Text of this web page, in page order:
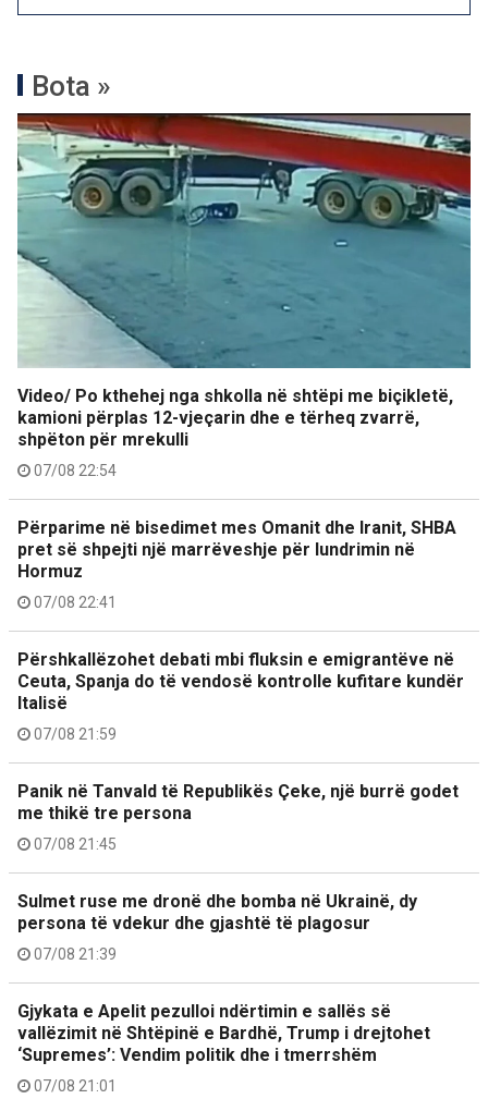
Bota »
Video/ Po kthehej nga shkolla në shtëpi me biçikletë,
kamioni përplas 12-vjeçarin dhe e tërheq zvarrë,
shpëton për mrekulli
07/08 22:54
Përparime në bisedimet mes Omanit dhe Iranit, SHBA
pret së shpejti një marrëveshje për lundrimin në
Hormuz
07/08 22:41
Përshkallëzohet debati mbi fluksin e emigrantëve në
Ceuta, Spanja do të vendosë kontrolle kufitare kundër
Italisë
07/08 21:59
Panik në Tanvald të Republikës Çeke, një burrë godet
me thikë tre persona
07/08 21:45
Sulmet ruse me dronë dhe bomba në Ukrainë, dy
persona të vdekur dhe gjashtë të plagosur
07/08 21:39
Gjykata e Apelit pezulloi ndërtimin e sallës së
vallëzimit në Shtëpinë e Bardhë, Trump i drejtohet
‘Supremes’: Vendim politik dhe i tmerrshëm
07/08 21:01